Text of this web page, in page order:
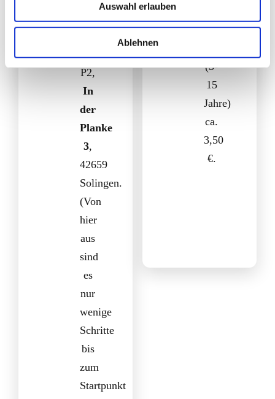
Auswahl erlauben
Ablehnen
Startort:
Wanderparkplatz
Feuerwehr
P2,
In
der
Planke
3,
42659
Solingen.
(Von
hier
aus
sind
es
nur
wenige
Schritte
bis
zum
Startpunkt
€,
(3-
15
Jahre)
ca.
3,50
€.